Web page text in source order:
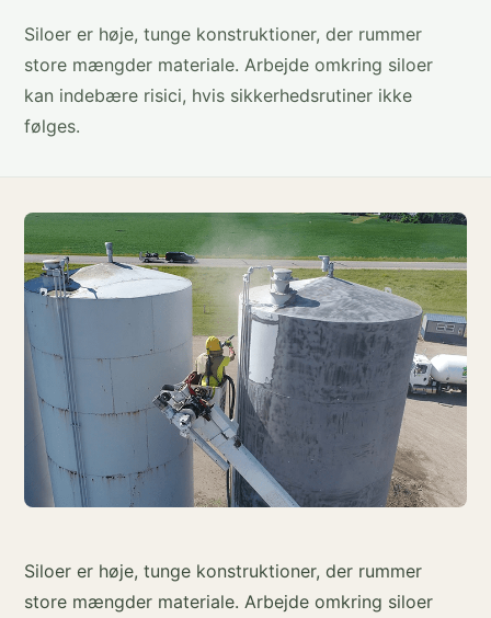
Siloer er høje, tunge konstruktioner, der rummer
store mængder materiale. Arbejde omkring siloer
kan indebære risici, hvis sikkerhedsrutiner ikke
følges.
Siloer er høje, tunge konstruktioner, der rummer
store mængder materiale. Arbejde omkring siloer